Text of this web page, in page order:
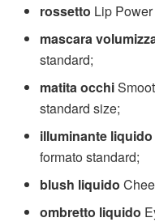
rossetto Lip
mascara
standard;
matita occhi
standard size;
illuminante liquido
formato standard;
blush liquido
ombretto liquido